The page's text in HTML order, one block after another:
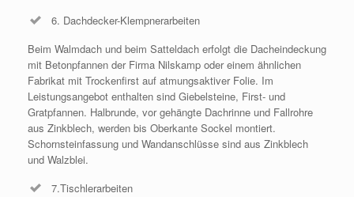
6. Dachdecker-Klempnerarbeiten
Beim Walmdach und beim Satteldach erfolgt die Dacheindeckung
mit Betonpfannen der Firma Nilskamp oder einem ähnlichen
Fabrikat mit Trockenfirst auf atmungsaktiver Folie. Im
Leistungsangebot enthalten sind Giebelsteine, First- und
Gratpfannen. Halbrunde, vor gehängte Dachrinne und Fallrohre
aus Zinkblech, werden bis Oberkante Sockel montiert.
Schornsteinfassung und Wandanschlüsse sind aus Zinkblech
und Walzblei.
7.Tischlerarbeiten